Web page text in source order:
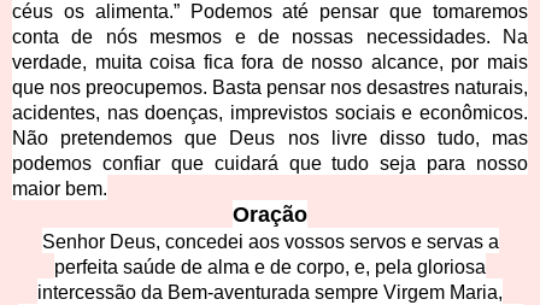
céus os alimenta.” Podemos até pensar que tomaremos
conta de nós mesmos e de nossas necessidades. Na
verdade, muita coisa fica fora de nosso alcance, por mais
que nos preocupemos. Basta pensar nos desastres naturais,
acidentes, nas doenças, imprevistos sociais e econômicos.
Não pretendemos que Deus nos livre disso tudo, mas
podemos confiar que cuidará que tudo seja para nosso
maior bem.
Oração
Senhor Deus, concedei aos vossos servos e servas a
perfeita saúde de alma e de corpo, e, pela gloriosa
intercessão da Bem-aventurada sempre Virgem Maria,